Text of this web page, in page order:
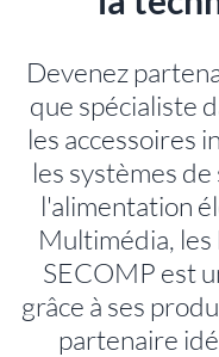
Devenez
que spécialiste
les accessoires
les systèmes
l'alimentation
Multimédia, les
SECOMP est
grâce à ses
partenaire